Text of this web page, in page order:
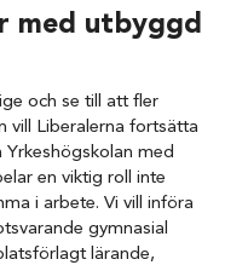
med utbyggd
och se till att fler
vill Liberalerna fortsätta
med
en viktig roll inte
i arbete. Vi vill införa
gymnasial
lärande,